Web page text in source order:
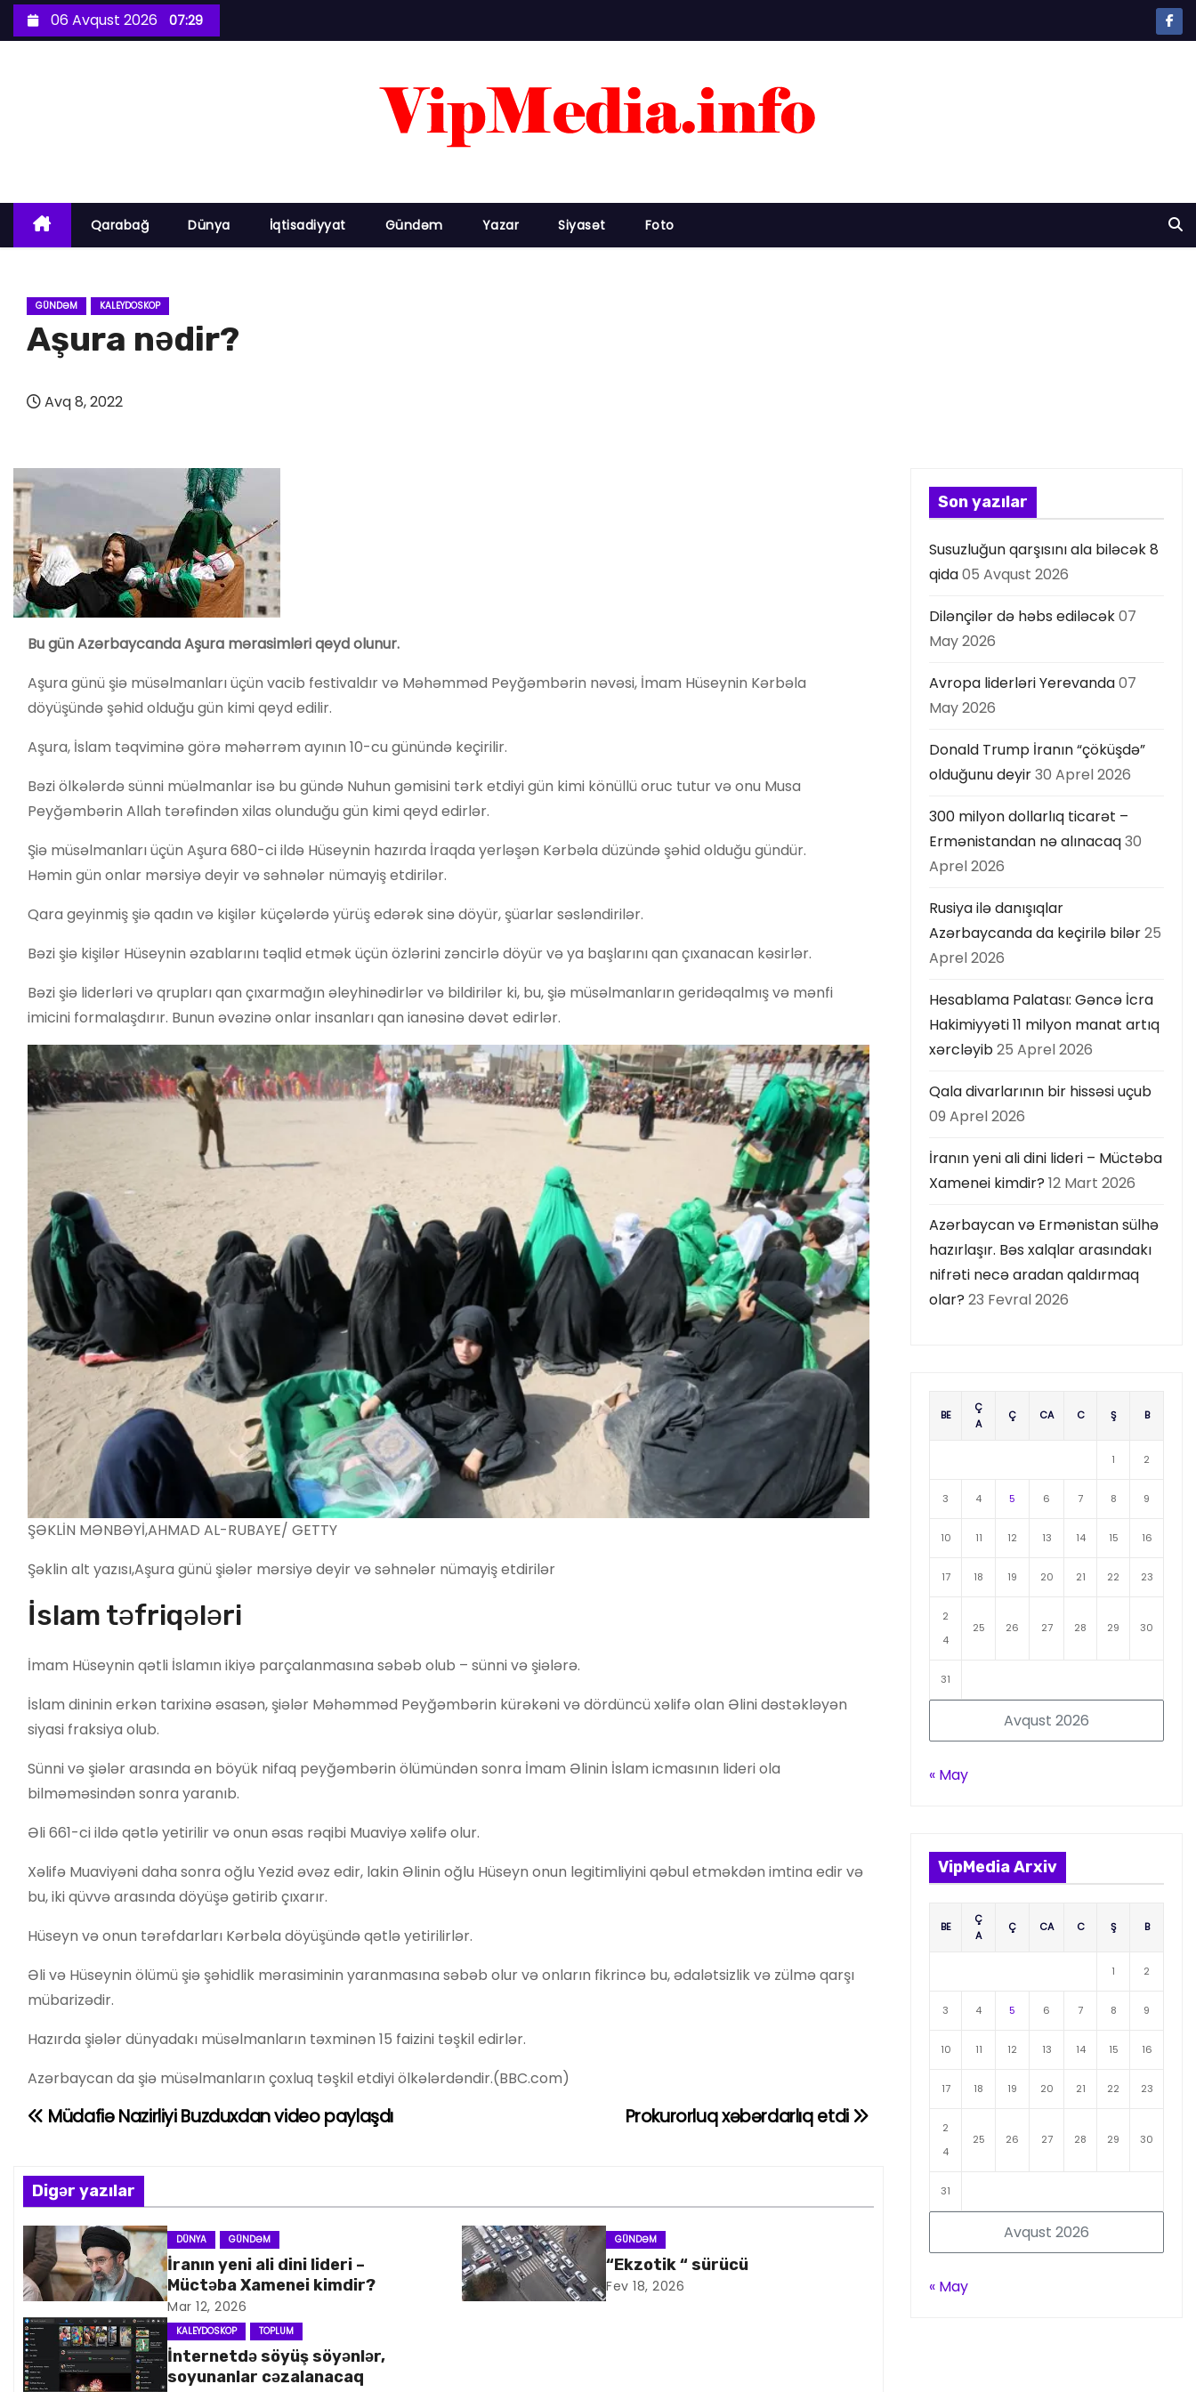
k
06 Avqust 2026 07:29
Qarabağ Dünya İqtisadiyyat Gündəm Yazar Siyasət Foto
GÜNDƏM KALEYDOSKOP
Aşura nədir?
Avq 8, 2022
Bu gün Azərbaycanda Aşura mərasimləri qeyd olunur.
Aşura günü şiə müsəlmanları üçün vacib festivaldır və Məhəmməd Peyğəmbərin nəvəsi, İmam Hüseynin Kərbəla
döyüşündə şəhid olduğu gün kimi qeyd edilir.
Aşura, İslam təqviminə görə məhərrəm ayının 10-cu günündə keçirilir.
Bəzi ölkələrdə sünni müəlmanlar isə bu gündə Nuhun gəmisini tərk etdiyi gün kimi könüllü oruc tutur və onu Musa
Peyğəmbərin Allah tərəfindən xilas olunduğu gün kimi qeyd edirlər.
Şiə müsəlmanları üçün Aşura 680-ci ildə Hüseynin hazırda İraqda yerləşən Kərbəla düzündə şəhid olduğu gündür.
Həmin gün onlar mərsiyə deyir və səhnələr nümayiş etdirilər.
Qara geyinmiş şiə qadın və kişilər küçələrdə yürüş edərək sinə döyür, şüarlar səsləndirilər.
Bəzi şiə kişilər Hüseynin əzablarını təqlid etmək üçün özlərini zəncirlə döyür və ya başlarını qan çıxanacan kəsirlər.
Bəzi şiə liderləri və qrupları qan çıxarmağın əleyhinədirlər və bildirilər ki, bu, şiə müsəlmanların geridəqalmış və mənfi
imicini formalaşdırır. Bunun əvəzinə onlar insanları qan ianəsinə dəvət edirlər.
ŞƏKLİN MƏNBƏYİ,AHMAD AL-RUBAYE/ GETTY
Şəklin alt yazısı,Aşura günü şiələr mərsiyə deyir və səhnələr nümayiş etdirilər
İslam təfriqələri
İmam Hüseynin qətli İslamın ikiyə parçalanmasına səbəb olub – sünni və şiələrə.
İslam dininin erkən tarixinə əsasən, şiələr Məhəmməd Peyğəmbərin kürəkəni və dördüncü xəlifə olan Əlini dəstəkləyən
siyasi fraksiya olub.
Sünni və şiələr arasında ən böyük nifaq peyğəmbərin ölümündən sonra İmam Əlinin İslam icmasının lideri ola
bilməməsindən sonra yaranıb.
Əli 661-ci ildə qətlə yetirilir və onun əsas rəqibi Muaviyə xəlifə olur.
Xəlifə Muaviyəni daha sonra oğlu Yezid əvəz edir, lakin Əlinin oğlu Hüseyn onun legitimliyini qəbul etməkdən imtina edir və
bu, iki qüvvə arasında döyüşə gətirib çıxarır.
Hüseyn və onun tərəfdarları Kərbəla döyüşündə qətlə yetirilirlər.
Əli və Hüseynin ölümü şiə şəhidlik mərasiminin yaranmasına səbəb olur və onların fikrincə bu, ədalətsizlik və zülmə qarşı
mübarizədir.
Hazırda şiələr dünyadakı müsəlmanların təxminən 15 faizini təşkil edirlər.
Azərbaycan da şiə müsəlmanların çoxluq təşkil etdiyi ölkələrdəndir.(BBC.com)
Y
z
ı
n
a
v
i
Prokurorluq xəbərdarlıq etdi
Müdafiə Nazirliyi Buzduxdan video paylaşdı
Digər yazılar
DÜNYA GÜNDƏM
İranın yeni ali dini lideri –
Müctəba Xamenei kimdir?
Mar 12, 2026
GÜNDƏM
“Ekzotik “ sürücü
Fev 18, 2026
KALEYDOSKOP TOPLUM
İnternetdə söyüş söyənlər,
soyunanlar cəzalanacaq
Son yazılar
Susuzluğun qarşısını ala biləcək 8
qida05 Avqust 2026
Dilənçilər də həbs ediləcək07
May 2026
Avropa liderləri Yerevanda07
May 2026
Donald Trump İranın “çöküşdə”
olduğunu deyir30 Aprel 2026
300 milyon dollarlıq ticarət –
Ermənistandan nə alınacaq30
Aprel 2026
Rusiya ilə danışıqlar
Azərbaycanda da keçirilə bilər25
Aprel 2026
Hesablama Palatası: Gəncə İcra
Hakimiyyəti 11 milyon manat artıq
xərcləyib25 Aprel 2026
Qala divarlarının bir hissəsi uçub
09 Aprel 2026
İranın yeni ali dini lideri – Müctəba
Xamenei kimdir? 12 Mart 2026
Azərbaycan və Ermənistan sülhə
hazırlaşır. Bəs xalqlar arasındakı
nifrəti necə aradan qaldırmaq
olar? 23 Fevral 2026
Avqust 2026
BE
Ç
A
Ç CA C Ş B
1 2
3 4 5 6 7 8 9
10 11 12 13 14 15 16
17 18 19 20 21 22 23
2
4
25 26 27 28 29 30
31
« May
VipMedia Arxiv
Avqust 2026
BE
Ç
A
Ç CA C Ş B
1 2
3 4 5 6 7 8 9
10 11 12 13 14 15 16
17 18 19 20 21 22 23
2
4
25 26 27 28 29 30
31
« May